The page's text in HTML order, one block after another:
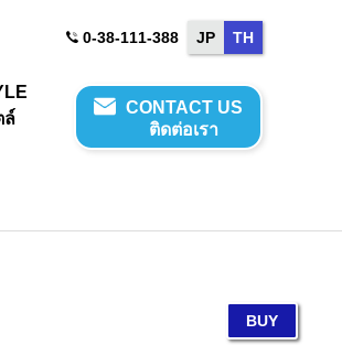
0-38-111-388 JP TH
ล์
CONTACT US
ติดต่อเรา
BUY